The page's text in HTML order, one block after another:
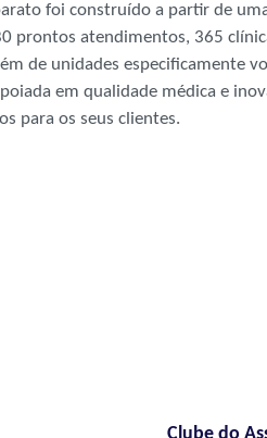
foi construído a partir de
prontos atendimentos, 365
de unidades especificamente
em qualidade médica e
para os seus clientes.